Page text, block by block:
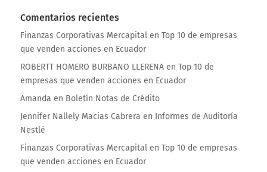
Comentarios recientes
Finanzas Corporativas Mercapitalen Top 10 de empresas
que venden acciones en Ecuador
ROBERTT HOMERO BURBANO LLERENAen Top 10 de
empresas que venden acciones en Ecuador
Amanda en Boletín Notas de Crédito
Jennifer Nallely Macias Cabrera en Informes de Auditoría
Nestlé
Finanzas Corporativas Mercapitalen Top 10 de empresas
que venden acciones en Ecuador